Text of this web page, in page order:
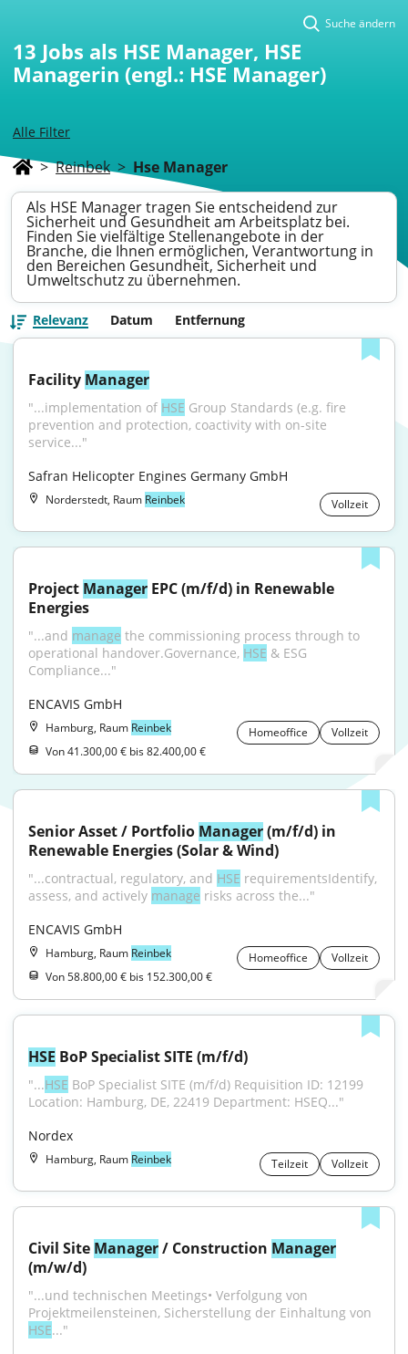
Alle Filter
Suche ändern
13 Jobs als HSE Manager, HSE
Managerin (engl.: HSE Manager)
> Reinbek > Hse Manager
Als HSE Manager tragen Sie entscheidend zur
Sicherheit und Gesundheit am Arbeitsplatz bei.
Finden Sie vielfältige Stellenangebote in der
Branche, die Ihnen ermöglichen, Verantwortung in
den Bereichen Gesundheit, Sicherheit und
Umweltschutz zu übernehmen.
Relevanz Datum Entfernung
Facility Manager
"...implementation of HSE Group Standards (e.g. fire
prevention and protection, coactivity with on-site
service..."
Safran Helicopter Engines Germany GmbH
Norderstedt, Raum Reinbek Vollzeit
Project Manager EPC (m/f/d) in Renewable
Energies
"...and manage the commissioning process through to
operational handover.Governance, HSE & ESG
Compliance..."
ENCAVIS GmbH
Hamburg, Raum Reinbek Homeoffice
Vollzeit
Von 41.300,00 € bis 82.400,00 €
Senior Asset / Portfolio Manager (m/f/d) in
Renewable Energies (Solar & Wind)
"...contractual, regulatory, and HSE requirementsIdentify,
assess, and actively manage risks across the..."
ENCAVIS GmbH
Hamburg, Raum Reinbek Homeoffice
Vollzeit
Von 58.800,00 € bis 152.300,00 €
HSE BoP Specialist SITE (m/f/d)
"...HSE BoP Specialist SITE (m/f/d) Requisition ID: 12199
Location: Hamburg, DE, 22419 Department: HSEQ..."
Nordex
Hamburg, Raum Reinbek Teilzeit Vollzeit
Civil Site Manager / Construction Manager
(m/w/d)
"...und technischen Meetings• Verfolgung von
HSE..."